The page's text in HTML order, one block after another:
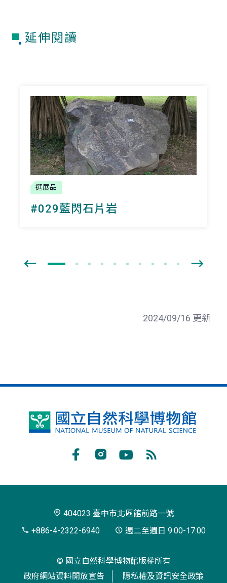
延伸閱讀
選展品
#029藍閃石片岩
2024/09/16 更新
國
博
閱
404023 臺中市北區館前路一號
+886-4-2322-6940
週二至週日 9:00-17:00
© 國立自然科學博物館版權所有
政府網站資料開放宣告
隱私權及資訊安全政策